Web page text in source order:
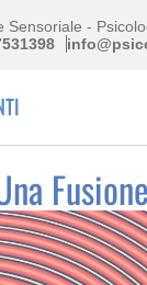
Sensoriale -